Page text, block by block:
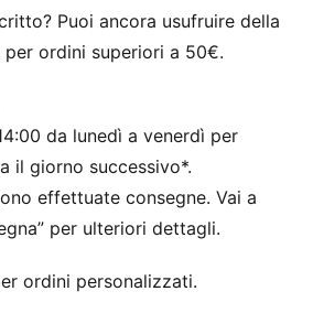
in nabuk e pelle
sul lato interno ed esterno
Puoi ancora usufruire della
per ordini superiori a 50€.
da lunedì a venerdì per
il giorno successivo*.
effettuate consegne. Vai a
per ulteriori dettagli.
ordini personalizzati.